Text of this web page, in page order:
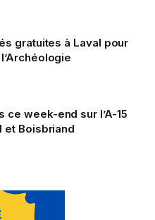
gratuites à Laval pour
ce week-end sur l’A-15
et Boisbriand